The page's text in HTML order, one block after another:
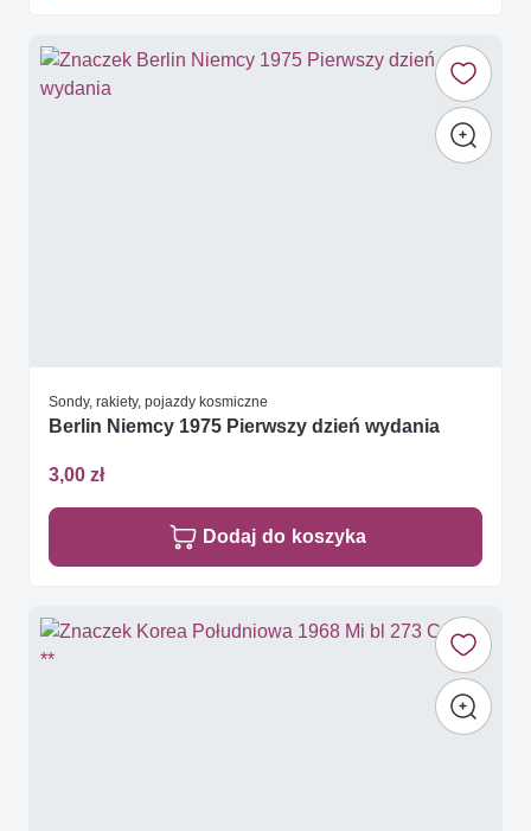
Sondy, rakiety, pojazdy kosmiczne
Berlin Niemcy 1975 Pierwszy dzień wydania
3,00 zł
Dodaj do koszyka